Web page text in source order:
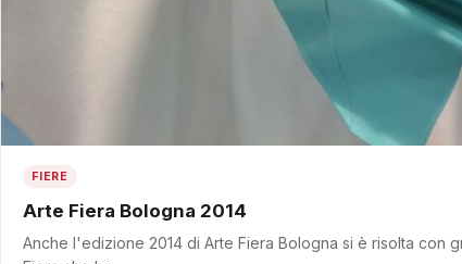
FIERE
Arte Fiera Bologna 2014
Anche l'edizione 2014 di Arte Fiera Bologna si è risolta con